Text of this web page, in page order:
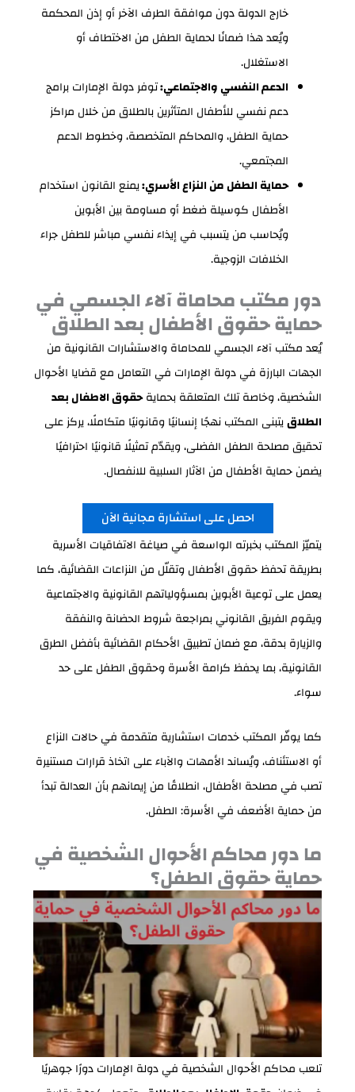
خارج الدولة دون موافقة الطرف الآخر أو إذن المحكمة
ويُعد هذا ضمانًا لحماية الطفل من الاختطاف أو
الاستغلال.
الدعم النفسي والاجتماعي:توفر دولة الإمارات برامج
دعم نفسي للأطفال المتأثرين بالطلاق من خلال مراكز
حماية الطفل، والمحاكم المتخصصة، وخطوط الدعم
المجتمعي.
حماية الطفل من النزاع الأسري:يمنع القانون استخدام
الأطفال كوسيلة ضغط أو مساومة بين الأبوين
ويُحاسب من يتسبب في إيذاء نفسي مباشر للطفل جراء
الخلافات الزوجية.
دور مكتب محاماة آلاء الجسمي في
حماية حقوق الأطفال بعد الطلاق
يُعد مكتب آلاء الجسمي للمحاماة والاستشارات القانونية من
الجهات البارزة في دولة الإمارات في التعامل مع قضايا الأحوال
الشخصية، وخاصة تلك المتعلقة بحمايةحقوق الاطفال بعد
الطلاقيتبنى المكتب نهجًا إنسانيًا وقانونيًا متكاملًا، يركز على
تحقيق مصلحة الطفل الفضلى، ويقدّم تمثيلًا قانونيًا احترافيًا
يضمن حماية الأطفال من الآثار السلبية للانفصال.
احصل على استشارة مجانية الآن
يتميّز المكتب بخبرته الواسعة في صياغة الاتفاقيات الأسرية
بطريقة تحفظ حقوق الأطفال وتقلّل من النزاعات القضائية، كما
يعمل على توعية الأبوين بمسؤولياتهم القانونية والاجتماعية
ويقوم الفريق القانوني بمراجعة شروط الحضانة والنفقة
والزيارة بدقة، مع ضمان تطبيق الأحكام القضائية بأفضل الطرق
القانونية، بما يحفظ كرامة الأسرة وحقوق الطفل على حد
سواء.
كما يوفّر المكتب خدمات استشارية متقدمة في حالات النزاع
أو الاستئناف، ويُساند الأمهات والآباء على اتخاذ قرارات مستنيرة
تصب في مصلحة الأطفال، انطلاقًا من إيمانهم بأن العدالة تبدأ
من حماية الأضعف في الأسرة: الطفل.
ما دور محاكم الأحوال الشخصية في
حماية حقوق الطفل؟
تلعب محاكم الأحوال الشخصية في دولة الإمارات دورًا جوهريًا